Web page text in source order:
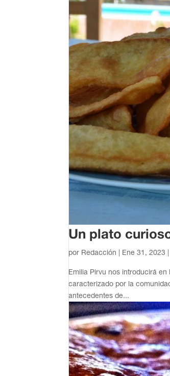
Un plato
por Redacción | Ene 31, 2023
Emilia Pirvu nos introducirá
caracterizado por la
antecedentes de...